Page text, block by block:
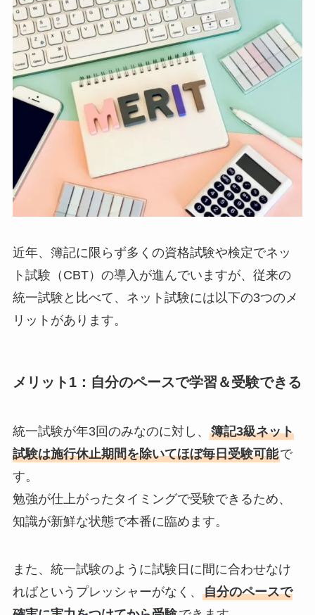
近年、簿記に限らず多くの資格試験や検定でネッ
ト試験（CBT）の導入が進んでいますが、従来の
統一試験と比べて、ネット試験には以下の3つのメ
リットがあります。
メリット1：自分のペースで学習＆受験できる
統一試験が年3回のみなのに対し、 簿記3級ネット
試験は施行休止期間を除いてほぼ毎日受験可能で
す。
勉強が仕上がったタイミングで受験できるため、
知識が新鮮な状態で本番に臨めます。
また、統一試験のように試験日に間に合わせなけ
ればというプレッシャーがなく、 自分のペースで